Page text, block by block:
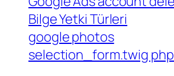
Bilge Yetki Türleri
google photos
selection_form.twig